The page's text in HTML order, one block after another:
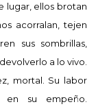
lugar, ellos brotan
acorralan, tejen
sus sombrillas,
a lo vivo.
mortal. Su labor
en su empeño.